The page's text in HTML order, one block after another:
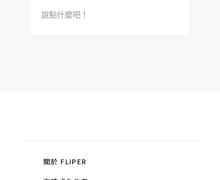
說點什麼吧！
關於 FLiPER